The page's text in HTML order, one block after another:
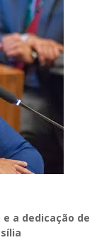
a dedicação de